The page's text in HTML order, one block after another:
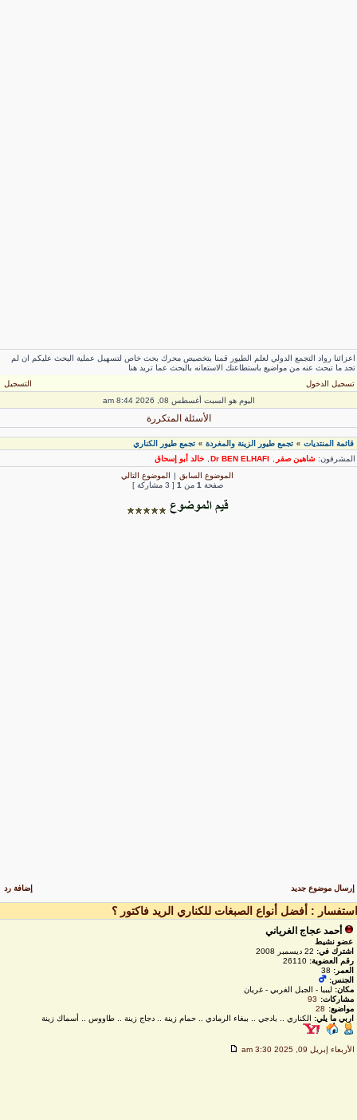
رواد التجمع الدولي لعلم الطيور قمنا بتخصيص محرك بحث خاص لتسهيل عملية البحث عليكم ان لم
ما تبحث عنه من مواضيع باستطاعتك الاستعانه بالبحث عما تريد هنا
تسجيل الدخول
التسجيل
اليوم هو السبت أغسطس 08, 2026 8:44 am
الأسئلة المتكررة
قائمة المنتديات» تجمع طيور الزينة والمغردة» تجمع طيور الكناري
شاهين صقر Dr BEN ELHAFI
,
خالد أبو إسحاق
الموضوع السابق| الموضوع التالي
صفحة1 من [ 3 مشاركة ]
إرسال موضوع جديد إضافة رد
: أفضل أنواع الصبغات للكناري الريد فاكتور ؟
أحمد عجاج الغرياني
عضو نشيط
اشترك في:22 ديسمبر 2008
رقم العضوية:26110
العمر: 38
الجنس:
مكان:ليبيا - الجبل الغربي - غريان
مشاركات:
93
مواضيع:
28
اربي ما يلي:الكناري .. بادجي .. ببغاء الرمادي .. حمام زينة .. دجاج زينة .. طاووس .. أسماك زينة
الأربعاء إبريل 09, 2025 3:30 am